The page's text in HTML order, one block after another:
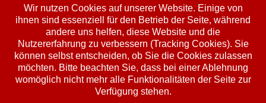
Termine
Fr, 10. Jul.
00:00 Uhr
Jugendbewerbe FJLA
Sa, 11. Jul.
00:00 Uhr
Jugendbewerbe FJLA
Wir nutzen Cookies auf unserer Website. Einige von
ihnen sind essenziell für den Betrieb der Seite, während
andere uns helfen, diese Website und die
Nutzererfahrung zu verbessern (Tracking Cookies). Sie
können selbst entscheiden, ob Sie die Cookies zulassen
möchten. Bitte beachten Sie, dass bei einer Ablehnung
womöglich nicht mehr alle Funktionalitäten der Seite zur
Verfügung stehen.